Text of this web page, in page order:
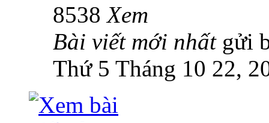
8538Xem
Bài viết mới nhất gửi
Thứ 5 Tháng 10 22,